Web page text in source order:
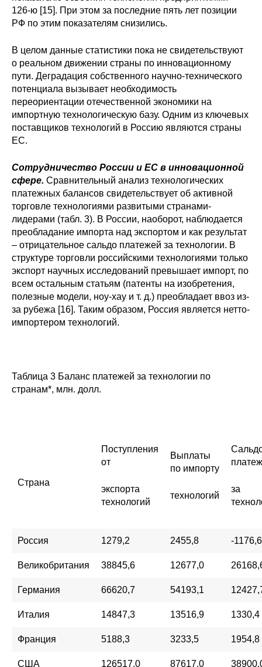
126-ю [15]. При этом за последние пять лет позиции
РФ по этим показателям снизились.
В целом данные статистики пока не свидетельствуют
о реальном движении страны по инновационному
пути. Деградация собственного научно-технического
потенциала вызывает необходимость
переориентации отечественной экономики на
импортную технологическую базу. Одним из ключевых
поставщиков технологий в Россию являются страны
ЕС.
Сотрудничество России и ЕС в инновационной
сфере. Сравнительный анализ технологических
платежных балансов свидетельствует об активной
торговле технологиями развитыми странами-
лидерами (табл. 3). В России, наоборот, наблюдается
преобладание импорта над экспортом и как результат
– отрицательное сальдо платежей за технологии. В
структуре торговли российскими технологиями только
экспорт научных исследований превышает импорт, по
всем остальным статьям (патенты на изобретения,
полезные модели, ноу-хау и т. д.) преобладает ввоз из-
за рубежа [16]. Таким образом, Россия является нетто-
импортером технологий.
Таблица 3 Баланс платежей за технологии по
странам*, млн. долл.
Страна
Поступления
от
экспорта
технологий
Выплаты
по импорту
технологий
за
Россия 1279,2 2455,8 -1176,6
Великобритания 38845,6 12677,0
Германия 66620,7 54193,1
Италия 14847,3 13516,9 1330,4
Франция 5188,3 3233,5 1954,8
США 126517,0 87617,0